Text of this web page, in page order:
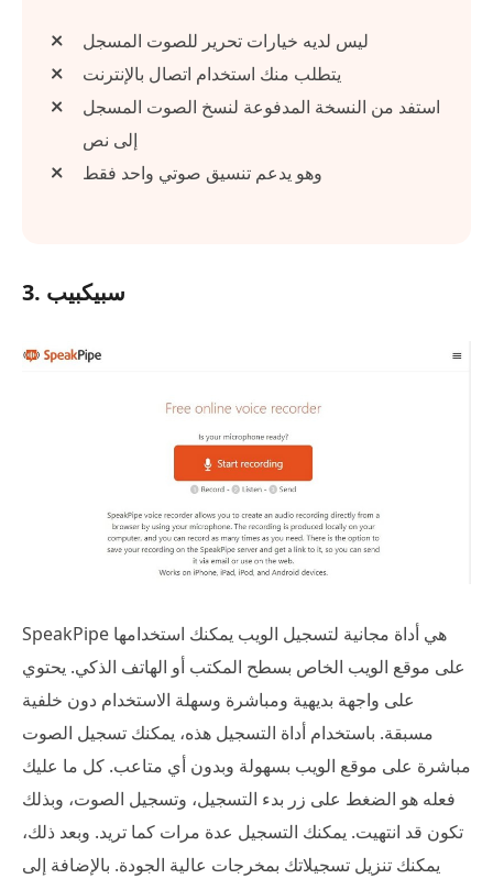
ليس لديه خيارات تحرير للصوت المسجل
يتطلب منك استخدام اتصال بالإنترنت
استفد من النسخة المدفوعة لنسخ الصوت المسجل
إلى نص
وهو يدعم تنسيق صوتي واحد فقط
3. سبيكبيب
SpeakPipe هي أداة مجانية لتسجيل الويب يمكنك استخدامها
على موقع الويب الخاص بسطح المكتب أو الهاتف الذكي. يحتوي
على واجهة بديهية ومباشرة وسهلة الاستخدام دون خلفية
مسبقة. باستخدام أداة التسجيل هذه، يمكنك تسجيل الصوت
مباشرة على موقع الويب بسهولة وبدون أي متاعب. كل ما عليك
فعله هو الضغط على زر بدء التسجيل، وتسجيل الصوت، وبذلك
تكون قد انتهيت. يمكنك التسجيل عدة مرات كما تريد. وبعد ذلك،
يمكنك تنزيل تسجيلاتك بمخرجات عالية الجودة. بالإضافة إلى